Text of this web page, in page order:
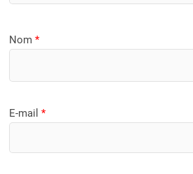
Nom*
E-mail*